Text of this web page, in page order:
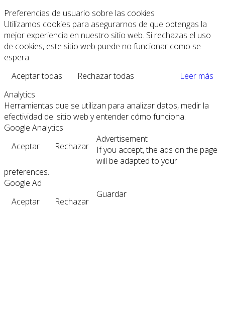
Preferencias de usuario sobre las cookies
Utilizamos cookies para asegurarnos de que obtengas la
mejor experiencia en nuestro sitio web. Si rechazas el uso
de cookies, este sitio web puede no funcionar como se
espera.
Aceptar todas
Rechazar todas
Leer más
Analytics
Herramientas que se utilizan para analizar datos, medir la
efectividad del sitio web y entender cómo funciona.
Google Analytics
Aceptar
Rechazar
Advertisement
If you accept, the ads on the page
will be adapted to your
preferences.
Google Ad
Aceptar
Rechazar
Guardar